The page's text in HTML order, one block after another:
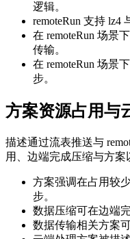
逻辑。
remoteRun 支持 lz4
在 remoteRun 场景
传输。
在 remoteRun 场景
步。
方案资源占用与
描述通过流表推送与
用、边端完成压缩与方案
方案强调在占用较
步。
数据压缩可在边端
数据传输相关方案